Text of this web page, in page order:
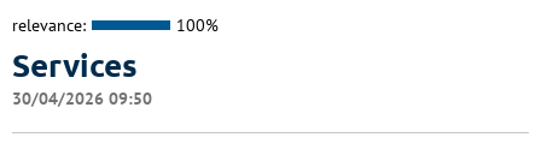
relevance: 100%
Services
30/04/2026 09:50